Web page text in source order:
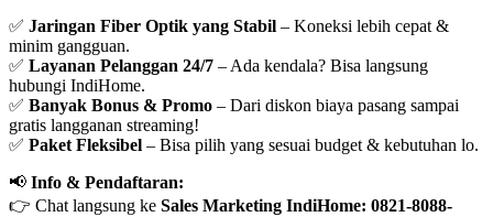
✅ Jaringan Fiber Optik yang Stabil – Koneksi lebih cepat &
minim gangguan.
✅ Layanan Pelanggan 24/7 – Ada kendala? Bisa langsung
hubungi IndiHome.
✅ Banyak Bonus & Promo – Dari diskon biaya pasang sampai
gratis langganan streaming!
✅ Paket Fleksibel – Bisa pilih yang sesuai budget & kebutuhan lo.
📢 Info & Pendaftaran:
👉 Chat langsung ke Sales Marketing IndiHome: 0821-8088-